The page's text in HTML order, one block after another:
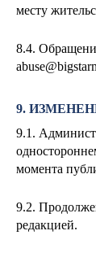
месту
8.4.
9.
9.1.
момента
9.2.
редакцией.